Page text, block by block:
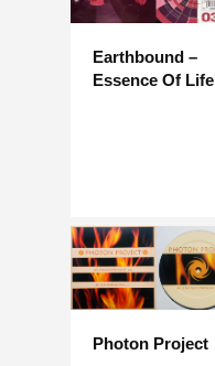
Earthbound –
Essence Of Life
Photon Project